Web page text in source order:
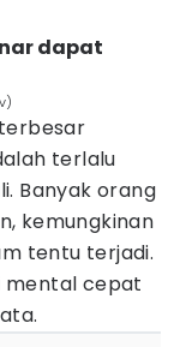
dapat
terlalu
Banyak orang
kemungkinan
tentu terjadi.
mental cepat